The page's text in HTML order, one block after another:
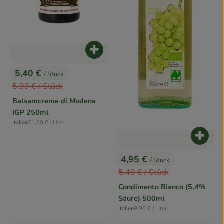
Rezepte
, Preis:
5,40 € / Stück
, Alter Preis:
5,99 €/ Stück
Balsamcreme di Modena
IGP 250ml
, Herkunft:
Italien, Referenzpreis:
21,60 € / Liter
Produkt zum Warenkorb hinzufügen
, Preis:
4,95 € / Stück
, Alter Preis:
5,49 €/ Stück
Condimento Bianco (5,4%
Säure) 500ml
, Herkunft:
Italien, Referenzpreis:
9,90 € / Liter